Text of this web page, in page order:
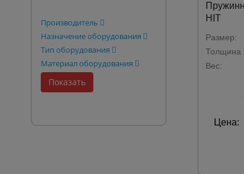
Лестницы и стремянки
Штукатурные комплекты
Сварочные аппараты
Производитель
Назначение оборудования
Тип оборудования
Материал оборудования
HIT
Размер:
Толщина
Вес:
Цена: